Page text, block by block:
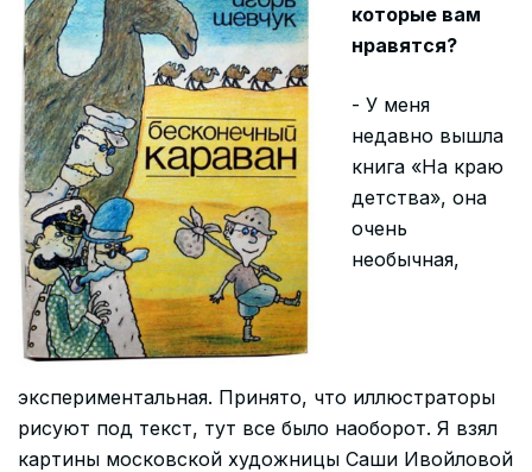
которые вам
нравятся?
- У меня
недавно вышла
книга «На краю
детства», она
очень
необычная,
экспериментальная. Принято, что иллюстраторы
рисуют под текст, тут все было наоборот. Я взял
картины московской художницы Саши Ивойловой